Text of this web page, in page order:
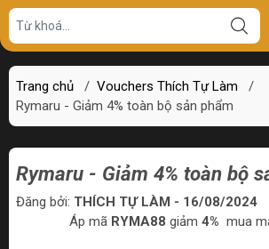
Trang chủ / Vouchers Thích Tự Làm
/
Rymaru - Giảm 4% toàn bộ sản phẩm
Rymaru - Giảm 4% toàn bộ
Đăng bởi: THÍCH TỰ LÀM - 16/08/2024
Áp mã RYMA88 giảm 4% mua